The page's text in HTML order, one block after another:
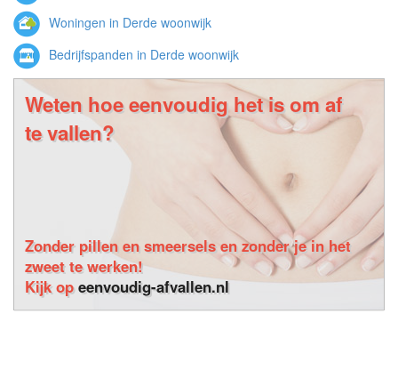
Woningen in Derde woonwijk
Bedrijfspanden in Derde woonwijk
Weten hoe eenvoudig het is om af
te vallen?
Zonder pillen en smeersels en zonder je in het
zweet te werken!
Kijk opeenvoudig-afvallen.nl